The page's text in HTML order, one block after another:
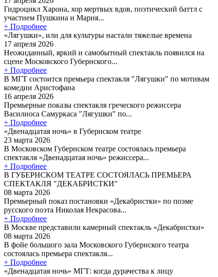
Гидроцикл Харона, хор мертвых вдов, поэтический баттл с
участием Пушкина и Мария...
+ Подробнее
«Лягушки», или для культуры настали тяжелые времена
17 апреля 2026
Неожиданный, яркий и самобытный спектакль появился на
сцене Московского Губернского...
+ Подробнее
В МГТ состоится премьера спектакля "Лягушки" по мотивам
комедии Аристофана
16 апреля 2026
Премьерные показы спектакля греческого режиссера
Василиоса Самуркаса "Лягушки" по...
+ Подробнее
«Двенадцатая ночь» в Губернском театре
23 марта 2026
В Московском Губернском театре состоялась премьера
спектакля «Двенадцатая ночь» режиссера...
+ Подробнее
В ГУБЕРНСКОМ ТЕАТРЕ СОСТОЯЛАСЬ ПРЕМЬЕРА
СПЕКТАКЛЯ "ДЕКАБРИСТКИ"
08 марта 2026
Премьерный показ постановки «Декабристки» по поэме
русского поэта Николая Некрасова...
+ Подробнее
В Москве представили камерный спектакль «Декабристки»
08 марта 2026
В фойе большого зала Московского Губернского театра
состоялась премьера спектакля...
+ Подробнее
«Двенадцатая ночь» МГТ: когда дурачества к лицу